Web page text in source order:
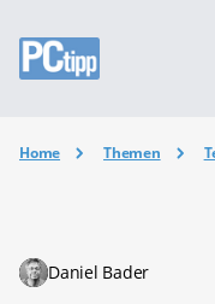
Home Themen
Daniel Bader